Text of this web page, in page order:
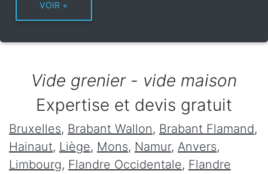
Vide grenier - vide maison
Expertise et devis gratuit
Bruxelles, Brabant Wallon, Brabant Flamand,
Hainaut, Liège, Mons, Namur, Anvers,
Limbourg, Flandre Occidentale, Flandre